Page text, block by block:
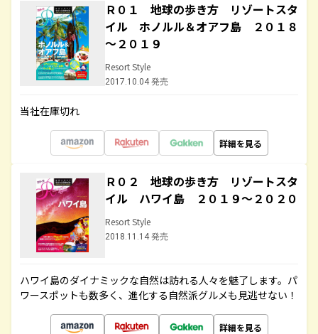
Ｒ０１ 地球の歩き方 リゾートスタ
イル ホノルル＆オアフ島 ２０１８
～２０１９
Resort Style
2017.10.04 発売
当社在庫切れ
詳細を見る
Ｒ０２ 地球の歩き方 リゾートスタ
イル ハワイ島 ２０１９～２０２０
Resort Style
2018.11.14 発売
ハワイ島のダイナミックな自然は訪れる人々を魅了します。パ
ワースポットも数多く、進化する自然派グルメも見逃せない！
詳細を見る